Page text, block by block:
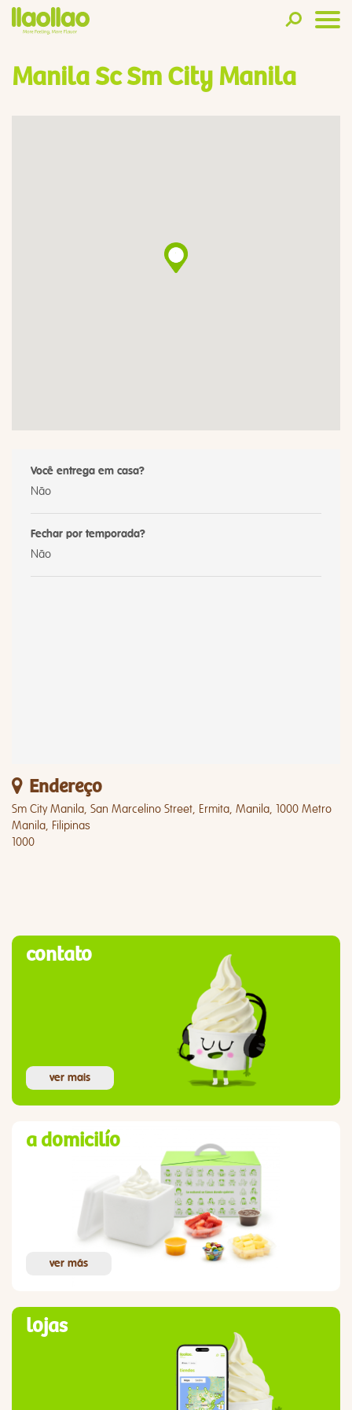
Manila Sc Sm City Manila
Você entrega em casa?
Não
Fechar por temporada?
Não
Endereço
Sm City Manila, San Marcelino Street, Ermita, Manila, 1000 Metro
Manila, Filipinas
1000
contato
ver mais
a domicilío
ver más
lojas